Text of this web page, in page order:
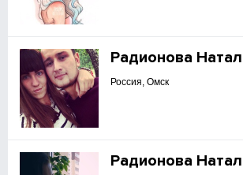
Радионова
Россия, Омск
Радионова